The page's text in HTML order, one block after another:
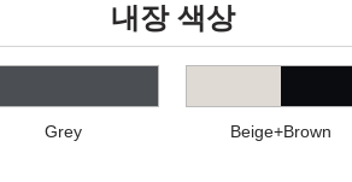
내장 색상
Grey Beige+Brown